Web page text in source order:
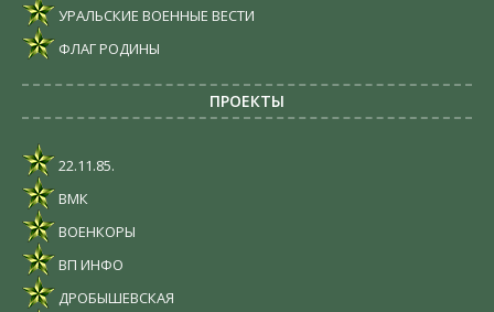
УРАЛЬСКИЕ ВОЕННЫЕ ВЕСТИ
ФЛАГ РОДИНЫ
ПРОЕКТЫ
22.11.85.
ВМК
ВОЕНКОРЫ
ВП ИНФО
ДРОБЫШЕВСКАЯ